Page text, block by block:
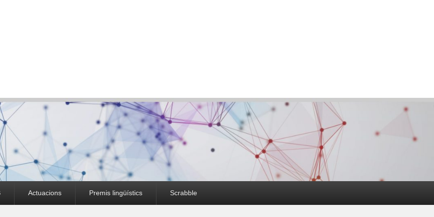
Actuacions Premis lingüístics Scrabble